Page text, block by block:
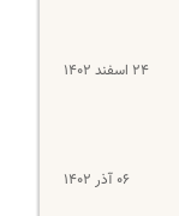
۲۴ اسفند ۱۴۰۲
۰۶ آذر ۱۴۰۲